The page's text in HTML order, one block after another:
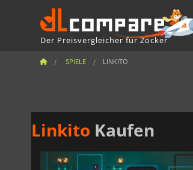
Der Preisvergleicher für Zocker
SPIELE LINKITO
Linkito Kaufen